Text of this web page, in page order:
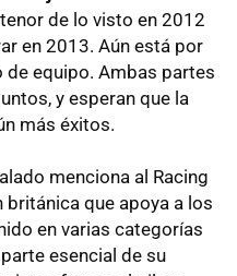
de lo visto en 2012
en 2013. Aún está por
de equipo. Ambas partes
y esperan que la
más éxitos.
menciona al Racing
que apoya a los
en varias categorías
esencial de su